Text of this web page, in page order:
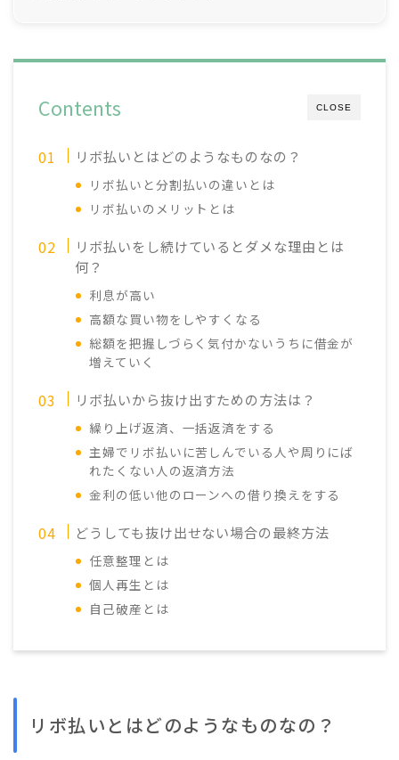
CLOSE
Contents
リボ払いとはどのようなものなの？
リボ払いと分割払いの違いとは
リボ払いのメリットとは
リボ払いをし続けているとダメな理由とは
何？
利息が高い
高額な買い物をしやすくなる
総額を把握しづらく気付かないうちに借金が
増えていく
リボ払いから抜け出すための方法は？
繰り上げ返済、一括返済をする
主婦でリボ払いに苦しんでいる人や周りにば
れたくない人の返済方法
金利の低い他のローンへの借り換えをする
どうしても抜け出せない場合の最終方法
任意整理とは
個人再生とは
自己破産とは
リボ払いとはどのようなものなの？